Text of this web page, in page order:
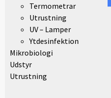
Termometrar
Utrustning
UV – Lamper
Ytdesinfektion
Mikrobiologi
Udstyr
Utrustning